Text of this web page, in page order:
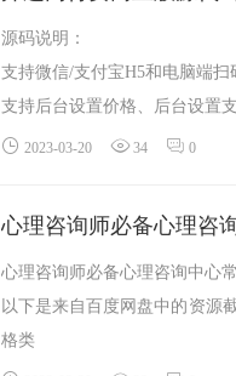
源码说明：
支持微信/支付宝H5和电脑端
支持后台设置价格、后台设置
支持各种手机浏览器、微信公众
2023-03-20 34 0
心理咨询师必备心理咨
心理咨询师必备心理咨询中心
以下是来自百度网盘中的资源
格类